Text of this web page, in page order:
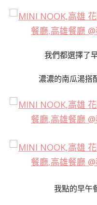
我們都選擇了
濃濃的南瓜湯搭
我點的早午